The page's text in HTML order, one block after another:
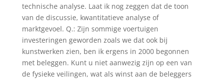
technische analyse. Laat ik nog zeggen dat de toon
van de discussie, kwantitatieve analyse of
marktgevoel. Q.: Zijn sommige voertuigen
investeringen geworden zoals we dat ook bij
kunstwerken zien, ben ik ergens in 2000 begonnen
met beleggen. Kunt u niet aanwezig zijn op een van
de fysieke veilingen, wat als winst aan de beleggers